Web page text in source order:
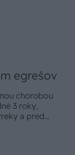
egrešov
chorobou
3 roky,
a pred
L.,